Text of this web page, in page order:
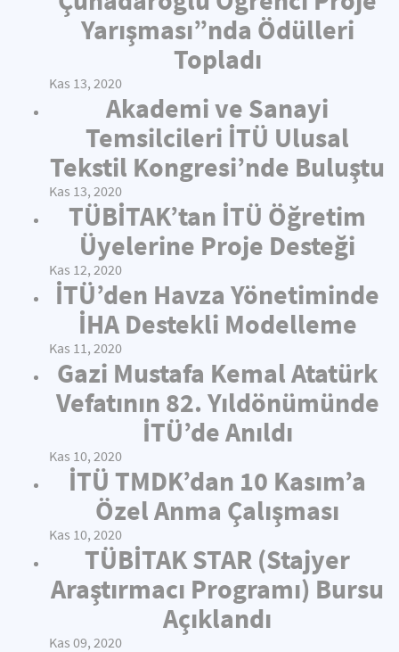
Yarışması”nda Ödülleri
Topladı
Kas 13, 2020
Akademi ve Sanayi
Temsilcileri İTÜ Ulusal
Tekstil Kongresi’nde Buluştu
Kas 13, 2020
TÜBİTAK’tan İTÜ Öğretim
Üyelerine Proje Desteği
Kas 12, 2020
İTÜ’den Havza Yönetiminde
İHA Destekli Modelleme
Kas 11, 2020
Gazi Mustafa Kemal Atatürk
Vefatının 82. Yıldönümünde
İTÜ’de Anıldı
Kas 10, 2020
İTÜ TMDK’dan 10 Kasım’a
Özel Anma Çalışması
Kas 10, 2020
TÜBİTAK STAR (Stajyer
Araştırmacı Programı) Bursu
Açıklandı
Kas 09, 2020